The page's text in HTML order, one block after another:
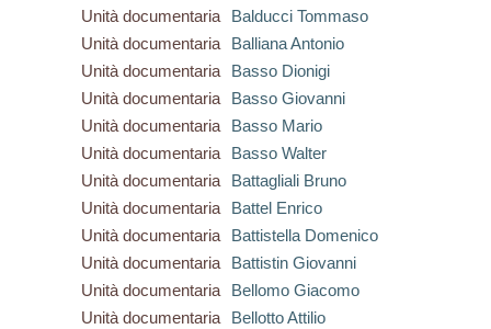
Unità documentaria
Balducci Tommaso
Unità documentaria
Balliana Antonio
Unità documentaria
Basso Dionigi
Unità documentaria
Basso Giovanni
Unità documentaria
Basso Mario
Unità documentaria
Basso Walter
Unità documentaria
Battagliali Bruno
Unità documentaria
Battel Enrico
Unità documentaria
Battistella Domenico
Unità documentaria
Battistin Giovanni
Unità documentaria
Bellomo Giacomo
Unità documentaria
Bellotto Attilio